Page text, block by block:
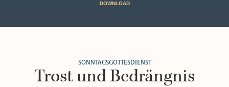
DOWNLOAD
SONNTAGSGOTTESDIENST
Trost und Bedrängnis